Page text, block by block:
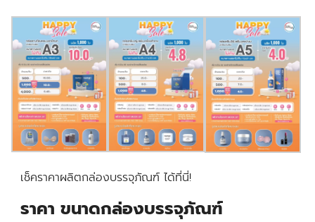
เช็คราคาผลิตกล่องบรรจุภัณฑ์ ได้ที่นี่!
ราคา ขนาดกล่องบรรจุภัณฑ์